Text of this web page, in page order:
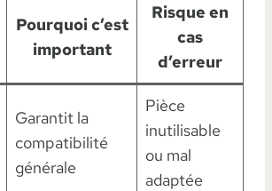
Pourquoi c’est
important
Risque en
cas
d’erreur
Garantit la
compatibilité
générale
Pièce
inutilisable
ou mal
adaptée